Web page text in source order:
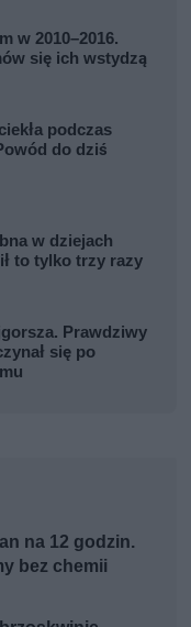
w 2010–2016.
się ich wstydzą
podczas
do dziś
w dziejach
to tylko trzy razy
Prawdziwy
się po
na 12 godzin.
bez chemii